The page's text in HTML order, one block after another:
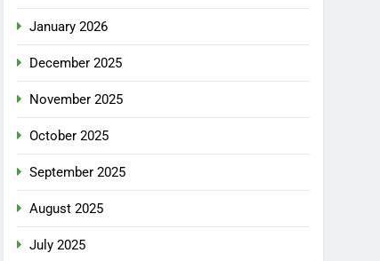
January 2026
December 2025
November 2025
October 2025
September 2025
August 2025
July 2025